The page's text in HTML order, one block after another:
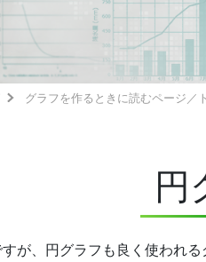
グラフを作るときに読むページ／
円
が、円グラフも良く使われ